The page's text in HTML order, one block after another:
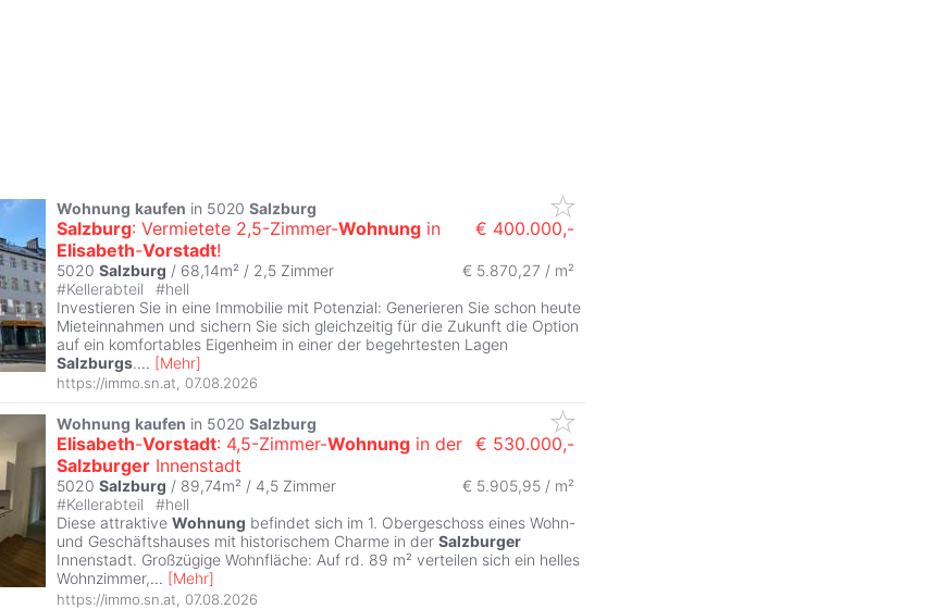
Wohnung kaufen in 5020 Salzburg
Salzburg: Vermietete 2,5-Zimmer-Wohnung in
Elisabeth-Vorstadt!
€ 400.000,-
5020 Salzburg / 68,14m² / 2,5 Zimmer
€ 5.870,27 / m²
#Kellerabteil #hell
Investieren Sie in eine Immobilie mit Potenzial: Generieren Sie schon heute
Mieteinnahmen und sichern Sie sich gleichzeitig für die Zukunft die Option
auf ein komfortables Eigenheim in einer der begehrtesten Lagen
Salzburgs.... [Mehr]
https://immo.sn.at 07.08.2026
Wohnung kaufen in 5020 Salzburg
Elisabeth-Vorstadt: 4,5-Zimmer-Wohnung in der
Salzburger Innenstadt
€ 530.000,-
5020 Salzburg / 89,74m² / 4,5 Zimmer
€ 5.905,95 / m²
#Kellerabteil #hell
Diese attraktive Wohnung befindet sich im 1. Obergeschoss eines Wohn-
und Geschäftshauses mit historischem Charme in der Salzburger
Innenstadt. Großzügige Wohnfläche: Auf rd. 89 m² verteilen sich ein helles
Wohnzimmer,... [Mehr]
https://immo.sn.at 07.08.2026